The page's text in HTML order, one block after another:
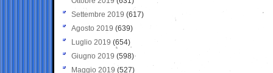
Settembre 2019 (617)
Agosto 2019 (639)
Luglio 2019 (654)
Giugno 2019 (598)
Maggio 2019 (527)